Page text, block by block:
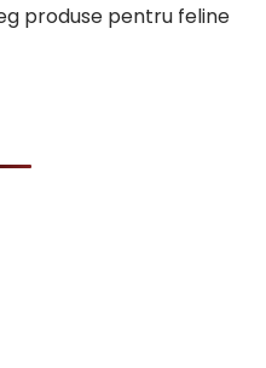
produse pentru feline